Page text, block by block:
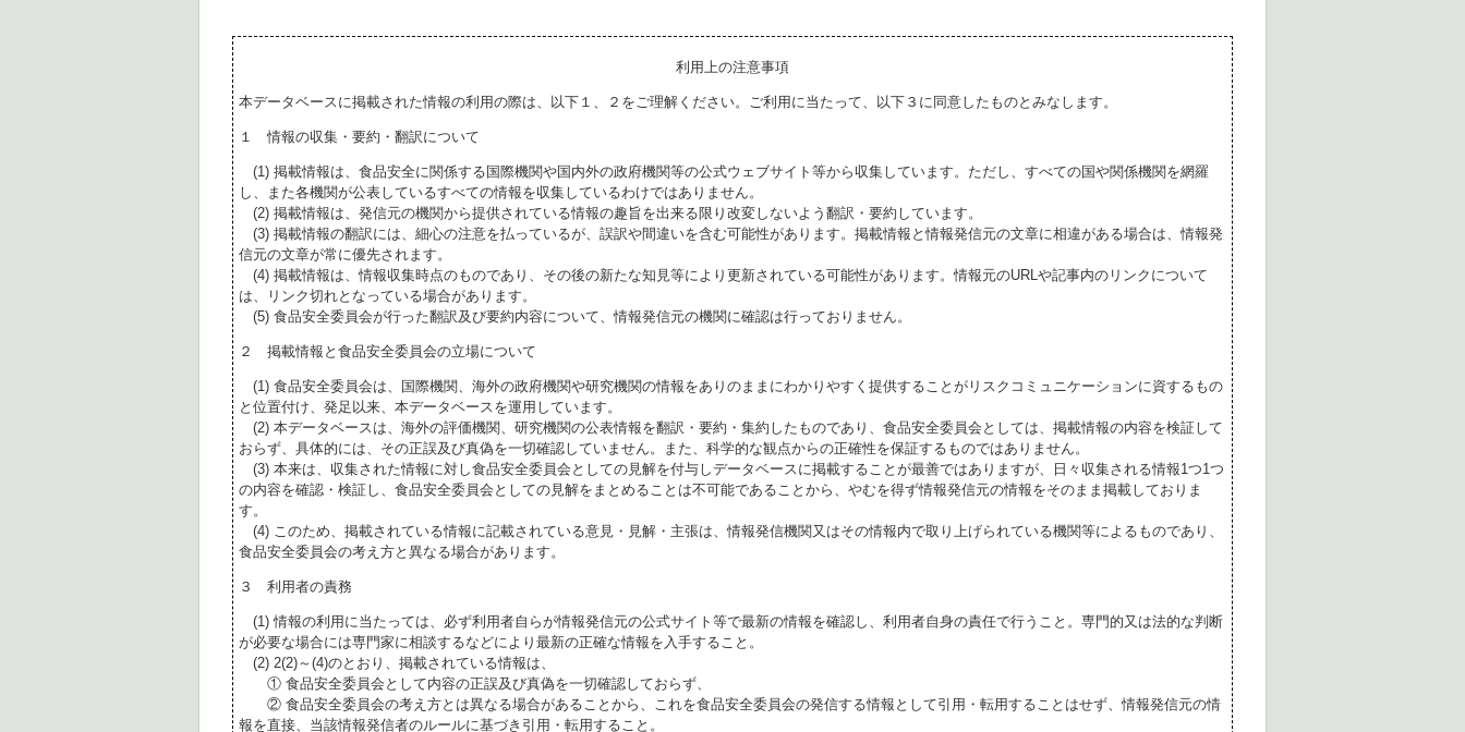
利用上の注意事項
本データベースに掲載された情報の利用の際は、以下１、２をご理解ください。ご利用に当たって、以下３に同意したものとみなします。
１ 情報の収集・要約・翻訳について
(1) 掲載情報は、食品安全に関係する国際機関や国内外の政府機関等の公式ウェブサイト等から収集しています。ただし、すべての国や関係機関を網羅
し、また各機関が公表しているすべての情報を収集しているわけではありません。
(2) 掲載情報は、発信元の機関から提供されている情報の趣旨を出来る限り改変しないよう翻訳・要約しています。
(3) 掲載情報の翻訳には、細心の注意を払っているが、誤訳や間違いを含む可能性があります。掲載情報と情報発信元の文章に相違がある場合は、情報発
信元の文章が常に優先されます。
(4) 掲載情報は、情報収集時点のものであり、その後の新たな知見等により更新されている可能性があります。情報元のURLや記事内のリンクについて
は、リンク切れとなっている場合があります。
(5) 食品安全委員会が行った翻訳及び要約内容について、情報発信元の機関に確認は行っておりません。
２ 掲載情報と食品安全委員会の立場について
(1) 食品安全委員会は、国際機関、海外の政府機関や研究機関の情報をありのままにわかりやすく提供することがリスクコミュニケーションに資するもの
と位置付け、発足以来、本データベースを運用しています。
(2) 本データベースは、海外の評価機関、研究機関の公表情報を翻訳・要約・集約したものであり、食品安全委員会としては、掲載情報の内容を検証して
おらず、具体的には、その正誤及び真偽を一切確認していません。また、科学的な観点からの正確性を保証するものではありません。
(3) 本来は、収集された情報に対し食品安全委員会としての見解を付与しデータベースに掲載することが最善ではありますが、日々収集される情報1つ1つ
の内容を確認・検証し、食品安全委員会としての見解をまとめることは不可能であることから、やむを得ず情報発信元の情報をそのまま掲載しておりま
す。
(4) このため、掲載されている情報に記載されている意見・見解・主張は、情報発信機関又はその情報内で取り上げられている機関等によるものであり、
食品安全委員会の考え方と異なる場合があります。
３ 利用者の責務
(1) 情報の利用に当たっては、必ず利用者自らが情報発信元の公式サイト等で最新の情報を確認し、利用者自身の責任で行うこと。専門的又は法的な判断
が必要な場合には専門家に相談するなどにより最新の正確な情報を入手すること。
(2) 2(2)～(4)のとおり、掲載されている情報は、
① 食品安全委員会として内容の正誤及び真偽を一切確認しておらず、
② 食品安全委員会の考え方とは異なる場合があることから、これを食品安全委員会の発信する情報として引用・転用することはせず、情報発信元の情
報を直接、当該情報発信者のルールに基づき引用・転用すること。